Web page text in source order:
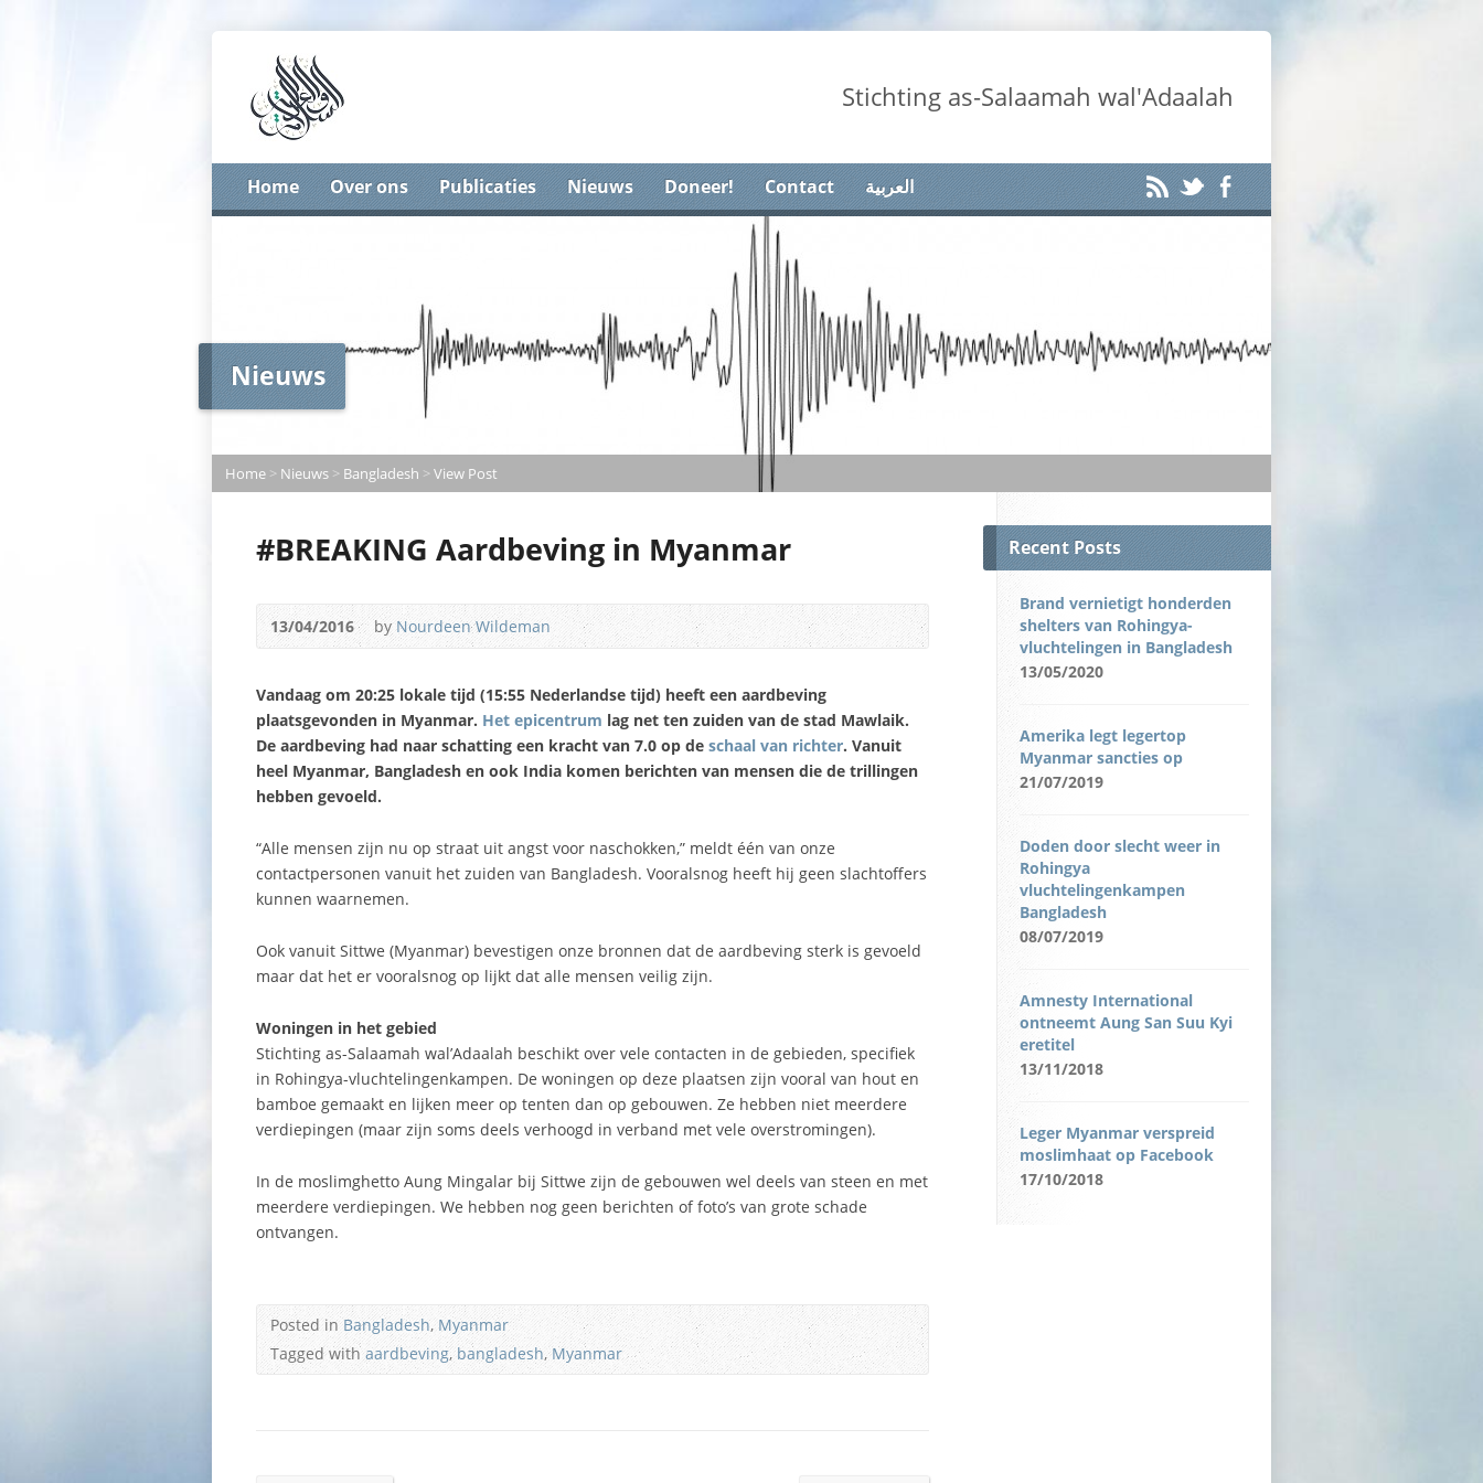
Stichting as-Salaamah wal'Adaalah
Home Over ons Publicaties Nieuws Doneer! Contact العربية
Nieuws
Home > Nieuws > Bangladesh > View Post
#BREAKING Aardbeving in Myanmar
13/04/2016 by Nourdeen Wildeman
Vandaag om 20:25 lokale tijd (15:55 Nederlandse tijd) heeft een aardbeving
plaatsgevonden in Myanmar. Het epicentrum lag net ten zuiden van de stad Mawlaik.
De aardbeving had naar schatting een kracht van 7.0 op de schaal van richter. Vanuit
heel Myanmar, Bangladesh en ook India komen berichten van mensen die de trillingen
hebben gevoeld.
“Alle mensen zijn nu op straat uit angst voor naschokken,” meldt één van onze
contactpersonen vanuit het zuiden van Bangladesh. Vooralsnog heeft hij geen slachtoffers
kunnen waarnemen.
Ook vanuit Sittwe (Myanmar) bevestigen onze bronnen dat de aardbeving sterk is gevoeld
maar dat het er vooralsnog op lijkt dat alle mensen veilig zijn.
Woningen in het gebied
Stichting as-Salaamah wal’Adaalah beschikt over vele contacten in de gebieden, specifiek
in Rohingya-vluchtelingenkampen. De woningen op deze plaatsen zijn vooral van hout en
bamboe gemaakt en lijken meer op tenten dan op gebouwen. Ze hebben niet meerdere
verdiepingen (maar zijn soms deels verhoogd in verband met vele overstromingen).
In de moslimghetto Aung Mingalar bij Sittwe zijn de gebouwen wel deels van steen en met
meerdere verdiepingen. We hebben nog geen berichten of foto’s van grote schade
ontvangen.
Posted inBangladesh, Myanmar
Tagged with aardbeving,bangladesh,Myanmar
Recent Posts
Brand vernietigt honderden
shelters van Rohingya-
vluchtelingen in Bangladesh
13/05/2020
Amerika legt legertop
Myanmar sancties op
21/07/2019
Doden door slecht weer in
Rohingya
vluchtelingenkampen
Bangladesh
08/07/2019
Amnesty International
ontneemt Aung San Suu Kyi
eretitel
13/11/2018
Leger Myanmar verspreid
moslimhaat op Facebook
17/10/2018